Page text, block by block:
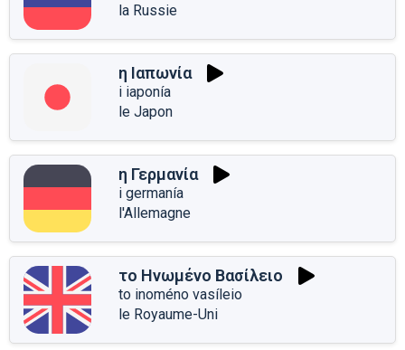
la Russie
η Ιαπωνία
i iaponía
le Japon
η Γερμανία
i germanía
l'Allemagne
το Ηνωμένο Βασίλειο
to inoméno vasíleio
le Royaume-Uni